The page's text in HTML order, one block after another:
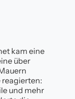
kam eine
über
und mehr